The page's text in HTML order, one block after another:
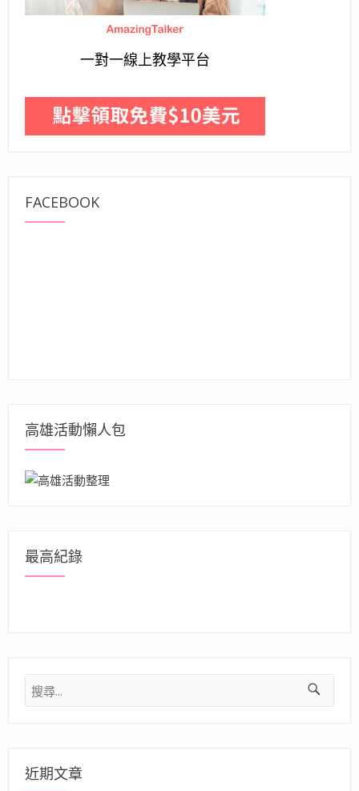
一對一線上教學平台
FACEBOOK
高雄活動懶人包
最高紀錄
搜
尋
近期文章